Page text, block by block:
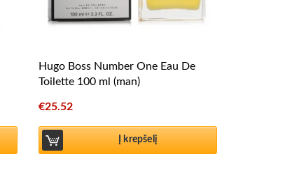
Hugo Boss Number One Eau De
Toilette 100 ml (man)
€25.52
Į krepšelį